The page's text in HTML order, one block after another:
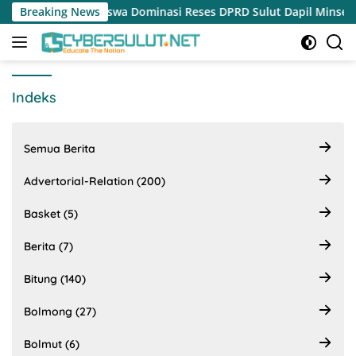
Langsung
ke
konten
Breaking News
hingga Beasiswa Dominasi Reses DPRD Sulut Dapil Minsel-
Indeks
Semua Berita
Advertorial-Relation (200)
Basket (5)
Berita (7)
Bitung (140)
Bolmong (27)
Bolmut (6)